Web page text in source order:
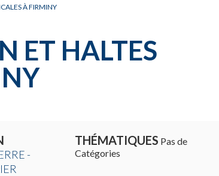
À FIRMINY
ET HALTES
-
THÉMATIQUES Pas de
Catégories